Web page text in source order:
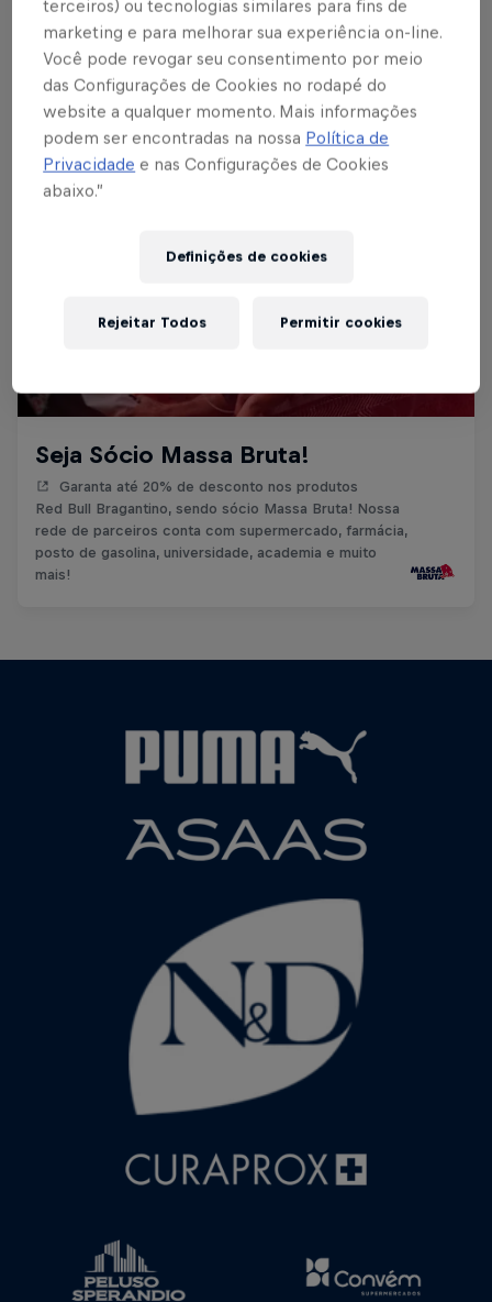
Seja Sócio Massa Bruta!
Garanta até 20% de desconto nos produtos
Red Bull Bragantino, sendo sócio Massa Bruta! Nossa
rede de parceiros conta com supermercado, farmácia,
posto de gasolina, universidade, academia e muito
mais!
terceiros) ou tecnologias similares para fins de
marketing e para melhorar sua experiência on-line.
Você pode revogar seu consentimento por meio
das Configurações de Cookies no rodapé do
website a qualquer momento. Mais informações
podem ser encontradas na nossa Política de
Privacidade e nas Configurações de Cookies
abaixo.”
Definições de cookies
Rejeitar Todos Permitir cookies